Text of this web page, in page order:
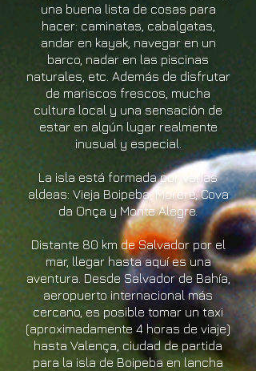
una buena lista de cosas para
hacer: caminatas, cabalgatas,
andar en kayak, navegar en un
barco, nadar en las piscinas
naturales, etc. Además de disfrutar
de mariscos frescos, mucha
cultura local y una sensación de
estar en algún lugar realmente
inusual y especial.
La isla está formada por varias
aldeas: Vieja Boipeba, Moreré, Cova
da Onça y Monte Alegre.
Distante 80 km de Salvador por el
mar, llegar hasta aquí es una
aventura. Desde Salvador de Bahía,
aeropuerto internacional más
cercano, es posible tomar un taxi
(aproximadamente 4 horas de viaje)
hasta Valença, ciudad de partida
para la isla de Boipeba en lancha